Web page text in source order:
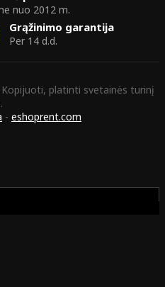
nuo 2012 m.
Grąžinimo garantija
Per 14 d.d.
platinti svetainės turinį
- eshoprent.com